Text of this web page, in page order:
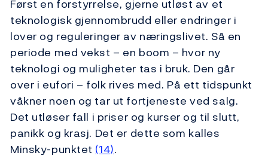
Først en forstyrrelse, gjerne utløst av et
teknologisk gjennombrudd eller endringer i
lover og reguleringer av næringslivet. Så en
periode med vekst – en boom – hvor ny
teknologi og muligheter tas i bruk. Den går
over i eufori – folk rives med. På ett tidspunkt
våkner noen og tar ut fortjeneste ved salg.
Det utløser fall i priser og kurser og til slutt,
panikk og krasj. Det er dette som kalles
Minsky-punktet (14).